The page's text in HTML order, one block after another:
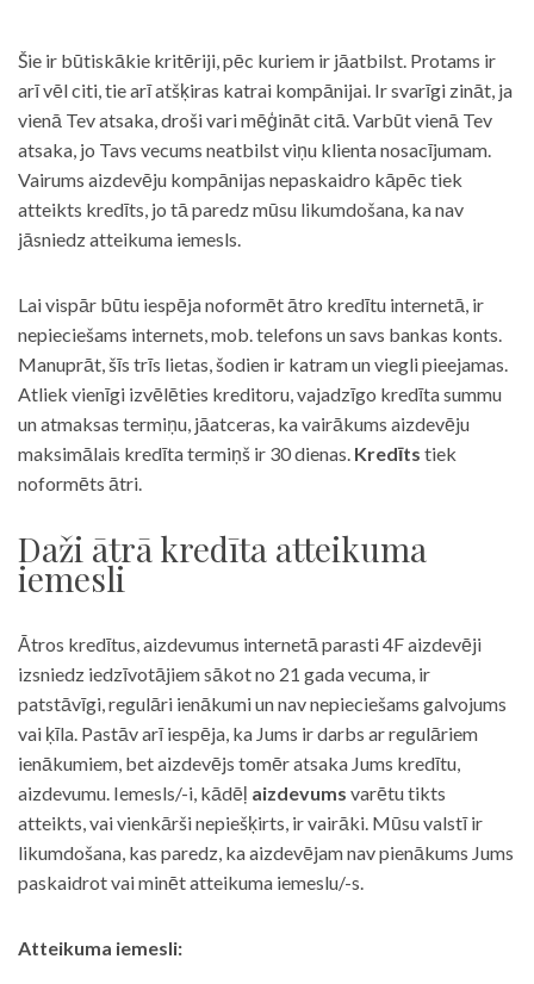
Šie ir būtiskākie kritēriji, pēc kuriem ir jāatbilst. Protams ir
arī vēl citi, tie arī atšķiras katrai kompānijai. Ir svarīgi zināt, ja
vienā Tev atsaka, droši vari mēģināt citā. Varbūt vienā Tev
atsaka, jo Tavs vecums neatbilst viņu klienta nosacījumam.
Vairums aizdevēju kompānijas nepaskaidro kāpēc tiek
atteikts kredīts, jo tā paredz mūsu likumdošana, ka nav
jāsniedz atteikuma iemesls.
Lai vispār būtu iespēja noformēt ātro kredītu internetā, ir
nepieciešams internets, mob. telefons un savs bankas konts.
Manuprāt, šīs trīs lietas, šodien ir katram un viegli pieejamas.
Atliek vienīgi izvēlēties kreditoru, vajadzīgo kredīta summu
un atmaksas termiņu, jāatceras, ka vairākums aizdevēju
maksimālais kredīta termiņš ir 30 dienas. Kredīts tiek
noformēts ātri.
Daži ātrā kredīta atteikuma
iemesli
Ātros kredītus, aizdevumus internetā parasti 4F aizdevēji
izsniedz iedzīvotājiem sākot no 21 gada vecuma, ir
patstāvīgi, regulāri ienākumi un nav nepieciešams galvojums
vai ķīla. Pastāv arī iespēja, ka Jums ir darbs ar regulāriem
ienākumiem, bet aizdevējs tomēr atsaka Jums kredītu,
aizdevumu. Iemesls/-i, kādēļ aizdevums varētu tikts
atteikts, vai vienkārši nepiešķirts, ir vairāki. Mūsu valstī ir
likumdošana, kas paredz, ka aizdevējam nav pienākums Jums
paskaidrot vai minēt atteikuma iemeslu/-s.
Atteikuma iemesli: